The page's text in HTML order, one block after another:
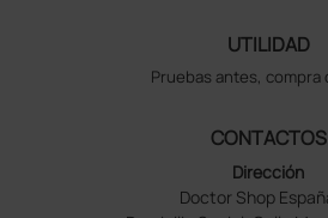
UTILIDAD
Pruebas antes, compra
CONTACTOS
Dirección
Doctor Shop